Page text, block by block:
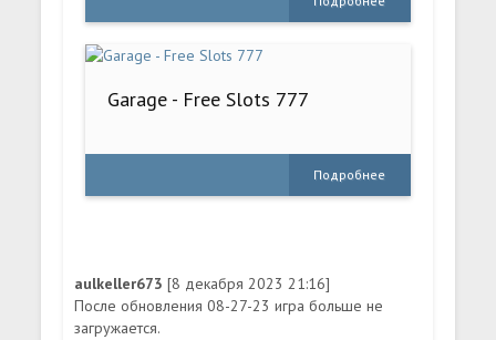
Garage - Free Slots 777
Подробнее
aulkeller673[8 декабря 2023 21:16]
После обновления 08-27-23 игра больше не
загружается.